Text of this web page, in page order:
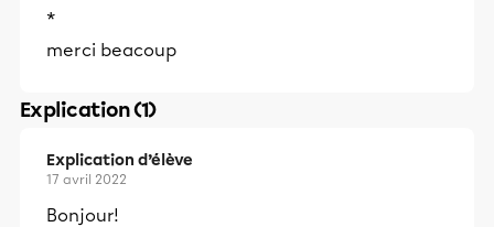
*
merci beacoup
Explication (1)
Explication d’élève
17 avril 2022
Bonjour!